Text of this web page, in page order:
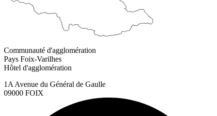
Communauté d'agglomération
Pays Foix-Varilhes
Hôtel d'agglomération
1A Avenue du Général de Gaulle
09000 FOIX